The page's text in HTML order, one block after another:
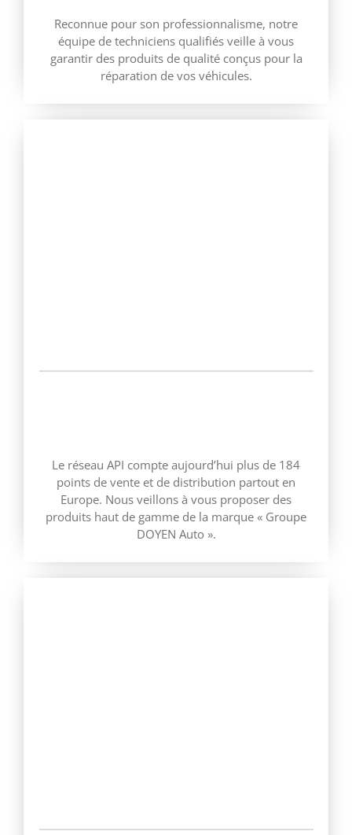
Reconnue pour son professionnalisme, notre
équipe de techniciens qualifiés veille à vous
garantir des produits de qualité conçus pour la
réparation de vos véhicules.
Le réseau API compte aujourd’hui plus de 184
points de vente et de distribution partout en
Europe. Nous veillons à vous proposer des
produits haut de gamme de la marque « Groupe
DOYEN Auto ».